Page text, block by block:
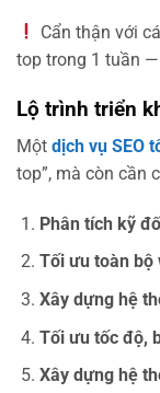
Cẩn thận với
top trong 1 tuần —
Lộ trình triển
Một dịch vụ SEO
top”, mà còn cần
Phân tích kỹ
Tối ưu toàn bộ
Xây dựng hệ
Tối ưu tốc độ,
Xây dựng hệ